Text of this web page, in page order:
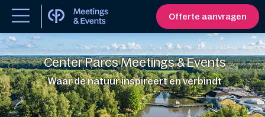
Offerte aanvragen
Center Parcs Meetings & Events
Waar de natuur inspireert en verbindt